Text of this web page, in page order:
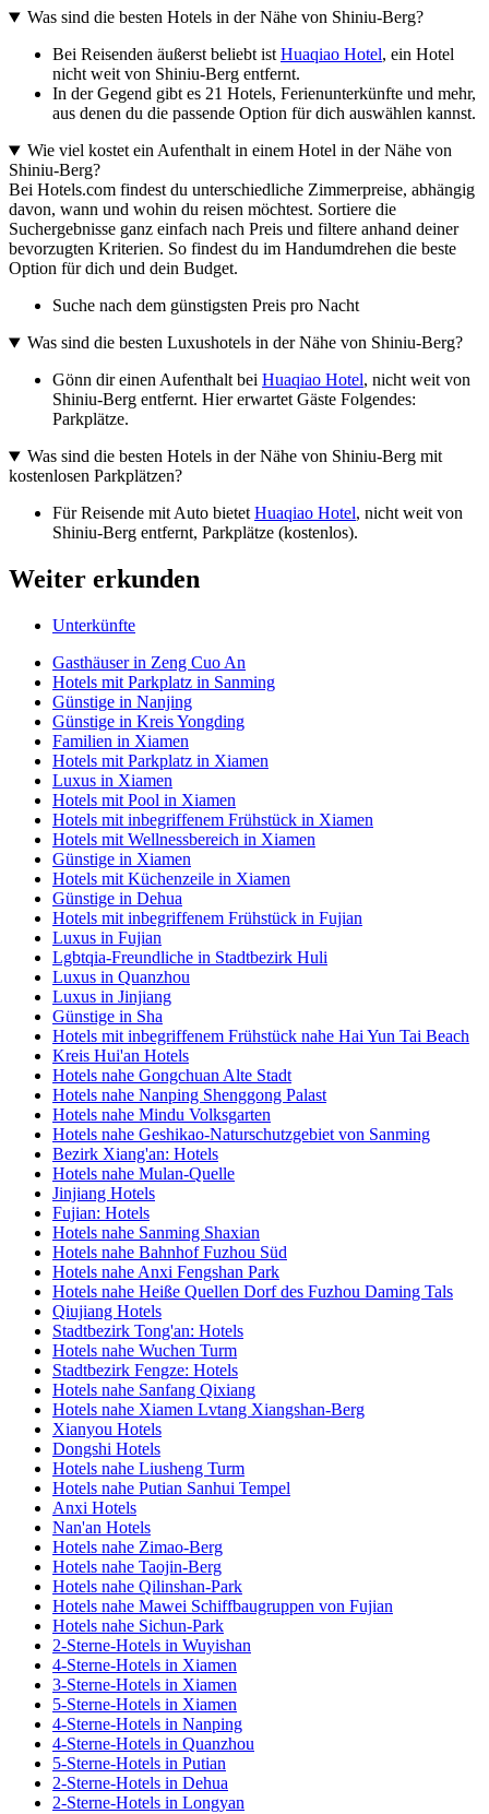
Was sind die besten Hotels in der Nähe von Shiniu-Berg?
Bei Reisenden äußerst beliebt istHuaqiao Hotel, ein Hotel
nicht weit von Shiniu-Berg entfernt.
In der Gegend gibt es 21 Hotels, Ferienunterkünfte und mehr,
aus denen du die passende Option für dich auswählen kannst.
Wie viel kostet ein Aufenthalt in einem Hotel in der Nähe von
Shiniu-Berg?
Bei Hotels.com findest du unterschiedliche Zimmerpreise, abhängig
davon, wann und wohin du reisen möchtest. Sortiere die
Suchergebnisse ganz einfach nach Preis und filtere anhand deiner
bevorzugten Kriterien. So findest du im Handumdrehen die beste
Option für dich und dein Budget.
Suche nach dem günstigsten Preis pro Nacht
Was sind die besten Luxushotels in der Nähe von Shiniu-Berg?
Gönn dir einen Aufenthalt bei Huaqiao Hotel, nicht weit von
Shiniu-Berg entfernt. Hier erwartet Gäste Folgendes:
Parkplätze.
Was sind die besten Hotels in der Nähe von Shiniu-Berg mit
kostenlosen Parkplätzen?
Für Reisende mit Auto bietetHuaqiao Hotel, nicht weit von
Shiniu-Berg entfernt, Parkplätze (kostenlos).
Weiter erkunden
Unterkünfte
Gasthäuser in Zeng Cuo An
Hotels mit Parkplatz in Sanming
Günstige in Nanjing
Günstige in Kreis Yongding
Familien in Xiamen
Hotels mit Parkplatz in Xiamen
Luxus in Xiamen
Hotels mit Pool in Xiamen
Hotels mit inbegriffenem Frühstück in Xiamen
Hotels mit Wellnessbereich in Xiamen
Günstige in Xiamen
Hotels mit Küchenzeile in Xiamen
Günstige in Dehua
Hotels mit inbegriffenem Frühstück in Fujian
Luxus in Fujian
Lgbtqia-Freundliche in Stadtbezirk Huli
Luxus in Quanzhou
Luxus in Jinjiang
Günstige in Sha
Hotels mit inbegriffenem Frühstück nahe Hai Yun Tai Beach
Kreis Hui'an Hotels
Hotels nahe Gongchuan Alte Stadt
Hotels nahe Nanping Shenggong Palast
Hotels nahe Mindu Volksgarten
Hotels nahe Geshikao-Naturschutzgebiet von Sanming
Bezirk Xiang'an: Hotels
Hotels nahe Mulan-Quelle
Jinjiang Hotels
Fujian: Hotels
Hotels nahe Sanming Shaxian
Hotels nahe Bahnhof Fuzhou Süd
Hotels nahe Anxi Fengshan Park
Hotels nahe Heiße Quellen Dorf des Fuzhou Daming Tals
Qiujiang Hotels
Stadtbezirk Tong'an: Hotels
Hotels nahe Wuchen Turm
Stadtbezirk Fengze: Hotels
Hotels nahe Sanfang Qixiang
Hotels nahe Xiamen Lvtang Xiangshan-Berg
Xianyou Hotels
Dongshi Hotels
Hotels nahe Liusheng Turm
Hotels nahe Putian Sanhui Tempel
Anxi Hotels
Nan'an Hotels
Hotels nahe Zimao-Berg
Hotels nahe Taojin-Berg
Hotels nahe Qilinshan-Park
Hotels nahe Mawei Schiffbaugruppen von Fujian
Hotels nahe Sichun-Park
2-Sterne-Hotels in Wuyishan
4-Sterne-Hotels in Xiamen
3-Sterne-Hotels in Xiamen
5-Sterne-Hotels in Xiamen
4-Sterne-Hotels in Nanping
4-Sterne-Hotels in Quanzhou
5-Sterne-Hotels in Putian
2-Sterne-Hotels in Dehua
2-Sterne-Hotels in Longyan